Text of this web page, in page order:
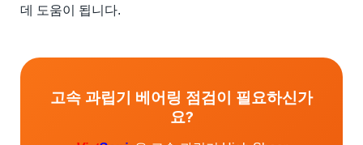
데 도움이 됩니다.
고속 과립기 베어링 점검이 필요하신가
요?